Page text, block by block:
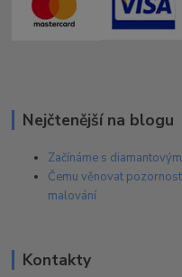
Nejčtenější na blogu
Začínáme s
Čemu věnovat
malování
Kontakty